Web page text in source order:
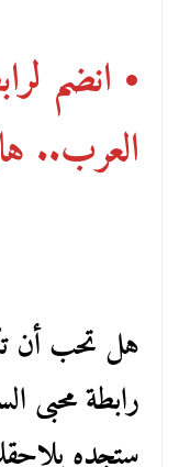
• انضم
العرب..
هل تحب أن
رابطة محبى